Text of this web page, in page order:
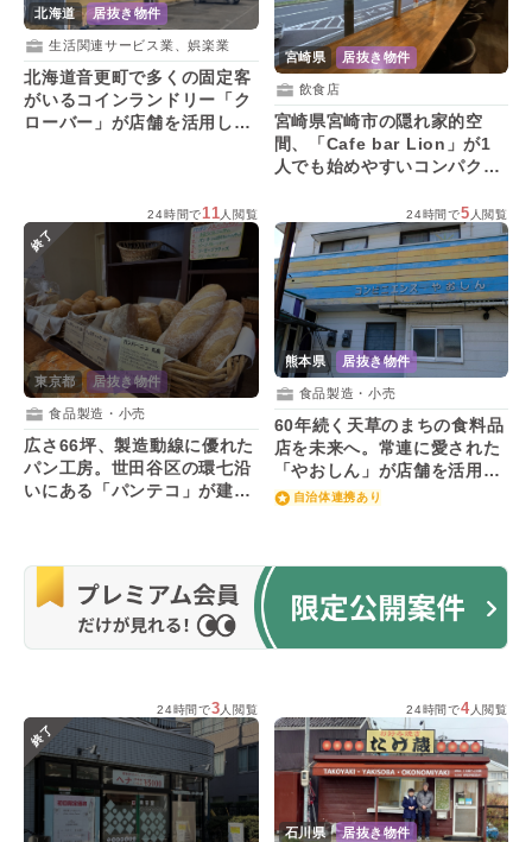
北海道 居抜き物件
生活関連サービス業、娯楽業
北海道音更町で多くの固定客
がいるコインランドリー「ク
ローバー」が店舗を活用した
宮崎県 居抜き物件
飲食店
宮崎県宮崎市の隠れ家的空
間、「Cafe bar Lion」が1
人でも始めやすいコンパクト
24時間で11 人閲覧
終了
東京都 居抜き物件
食品製造・小売
広さ66坪、製造動線に優れた
パン工房。世田谷区の環七沿
いにある「パンテコ」が建物
24時間で5 人閲覧
熊本県 居抜き物件
食品製造・小売
60年続く天草のまちの食料品
店を未来へ。常連に愛された
「やおしん」が店舗を活用す
る後継者を募集！
自治体連携あり
24時間で3人閲覧
終了
24時間で4人閲覧
石川県 居抜き物件